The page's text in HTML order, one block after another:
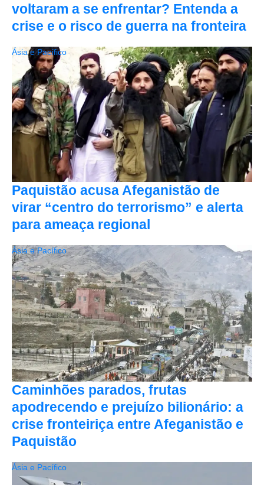
voltaram a se enfrentar? Entenda a
crise e o risco de guerra na fronteira
Paquistão acusa Afeganistão de
virar “centro do terrorismo” e alerta
para ameaça regional
Ásia e Pacífico
Caminhões parados, frutas
apodrecendo e prejuízo bilionário: a
crise fronteiriça entre Afeganistão e
Paquistão
Ásia e Pacífico
Ásia e Pacífico